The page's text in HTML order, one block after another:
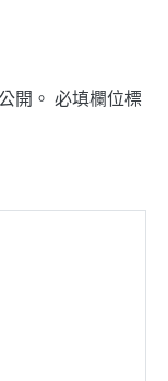
開。 必填欄位標